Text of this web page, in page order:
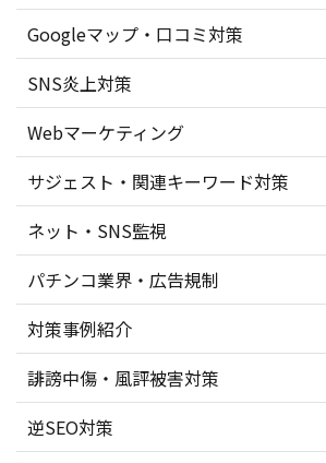
Googleマップ・口コミ対策
SNS炎上対策
Webマーケティング
サジェスト・関連キーワード対策
ネット・SNS監視
パチンコ業界・広告規制
対策事例紹介
誹謗中傷・風評被害対策
逆SEO対策